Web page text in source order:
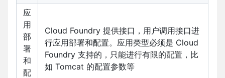
应
用
部
署
和
配
Cloud Foundry 提供接口，用户调用接口进
行应用部署和配置。应用类型必须是 Cloud
Foundry 支持的，只能进行有限的配置，比
如 Tomcat 的配置参数等